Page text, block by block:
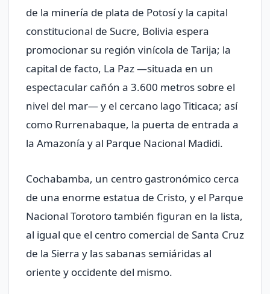
de la minería de plata de Potosí y la capital
constitucional de Sucre, Bolivia espera
promocionar su región vinícola de Tarija; la
capital de facto, La Paz —situada en un
espectacular cañón a 3.600 metros sobre el
nivel del mar— y el cercano lago Titicaca; así
como Rurrenabaque, la puerta de entrada a
la Amazonía y al Parque Nacional Madidi.
Cochabamba, un centro gastronómico cerca
de una enorme estatua de Cristo, y el Parque
Nacional Torotoro también figuran en la lista,
al igual que el centro comercial de Santa Cruz
de la Sierra y las sabanas semiáridas al
oriente y occidente del mismo.